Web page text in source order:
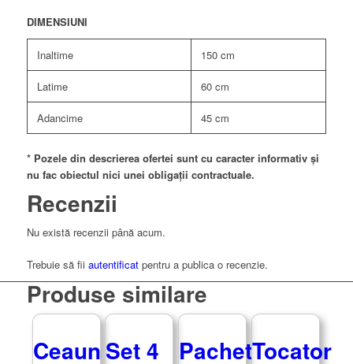
DIMENSIUNI
Inaltime 150 cm
Latime 60 cm
Adancime 45 cm
* Pozele din descrierea ofertei sunt cu caracter informativ și
nu fac obiectul nici unei obligații contractuale.
Recenzii
Nu există recenzii până acum.
Trebuie să fii autentificatpentru a publica o recenzie.
Produse similare
CeaunSet 4 PachetTocator